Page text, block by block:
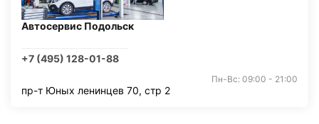
Автосервис Подольск
+7 (495) 128-01-88
Пн-Вс: 09:00 - 21:00
пр-т Юных ленинцев 70, стр 2